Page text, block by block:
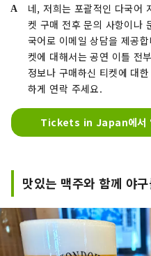
네, 저희는 포괄적인 다국어
켓 구매 전후 문의 사항이나
국어로 이메일 상담을 제공
켓에 대해서는 공연 이틀 전
정보나 구매하신 티켓에 대
하게 연락 주세요.
Tickets in Japan에서
맛있는 맥주와 함께 야